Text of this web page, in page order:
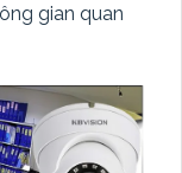
gian quan